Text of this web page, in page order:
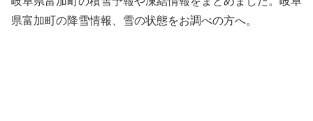
県富加町の降雪情報、雪の状態をお調べの方へ。